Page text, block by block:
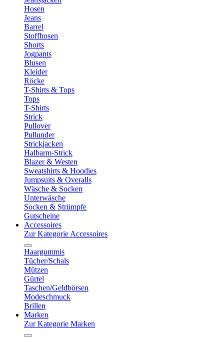
Hosen
Jeans
Barrel
Stoffhosen
Shorts
Jogpants
Blusen
Kleider
Röcke
T-Shirts & Tops
Tops
T-Shirts
Strick
Pullover
Pullunder
Strickjacken
Halbarm-Strick
Blazer & Westen
Sweatshirts & Hoodies
Jumpsuits & Overalls
Wäsche & Socken
Unterwäsche
Socken & Strümpfe
Gutscheine
Accessoires
Zur Kategorie Accessoires
Haargummis
Tücher/Schals
Mützen
Gürtel
Taschen/Geldbörsen
Modeschmuck
Brillen
Marken
Zur Kategorie Marken